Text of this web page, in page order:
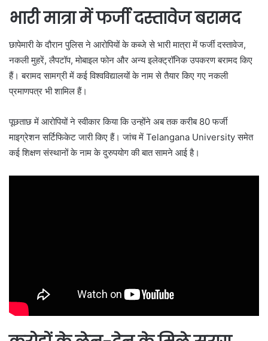
भारी मात्रा में फर्जी दस्तावेज बरामद
छापेमारी के दौरान पुलिस ने आरोपियों के कब्जे से भारी मात्रा में फर्जी दस्तावेज,
नकली मुहरें, लैपटॉप, मोबाइल फोन और अन्य इलेक्ट्रॉनिक उपकरण बरामद किए
हैं। बरामद सामग्री में कई विश्वविद्यालयों के नाम से तैयार किए गए नकली
प्रमाणपत्र भी शामिल हैं।
पूछताछ में आरोपियों ने स्वीकार किया कि उन्होंने अब तक करीब 80 फर्जी
माइग्रेशन सर्टिफिकेट जारी किए हैं। जांच में Telangana Universityसमेत
कई शिक्षण संस्थानों के नाम के दुरुपयोग की बात सामने आई है।